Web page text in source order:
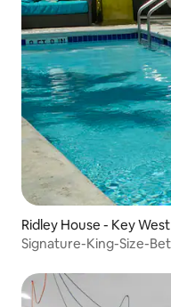
Ridley House - Key
Signature-King-Size-